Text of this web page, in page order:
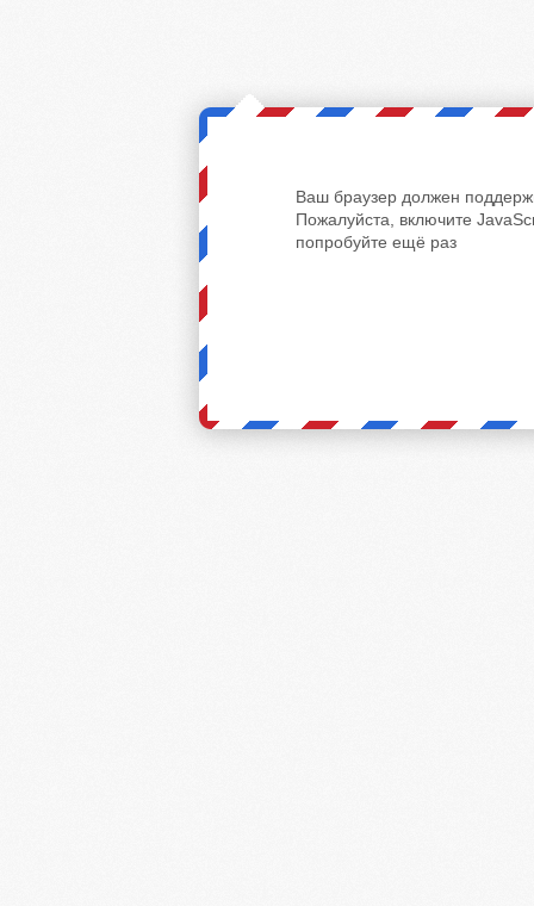
Ваш браузер должен
Пожалуйста, включите
попробуйте ещё раз